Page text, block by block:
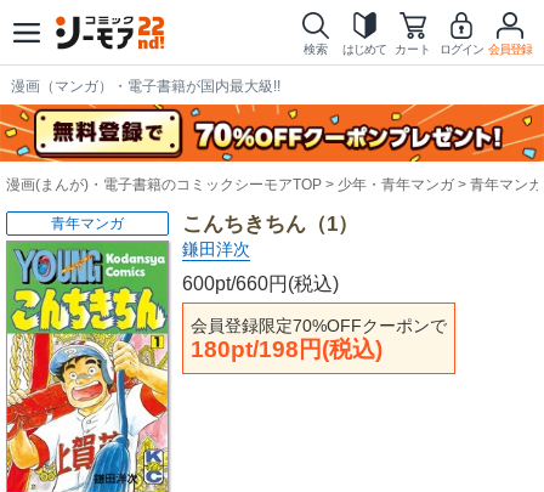
検索 はじめて カート ログイン 会員登録
漫画（マンガ）・電子書籍が国内最大級!!
漫画(まんが)・電子書籍のコミックシーモアTOP 少年・青年マンガ 青年マンガ
こんちきちん（1）
鎌田洋次
600pt/660円(税込)
会員登録限定70%OFFクーポンで
180pt/198円(税込)
青年マンガ